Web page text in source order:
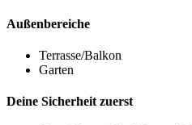
Außenbereiche
Terrasse/Balkon
Garten
Deine Sicherheit zuerst